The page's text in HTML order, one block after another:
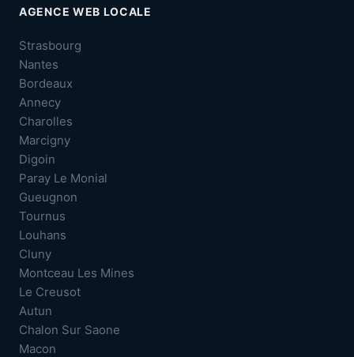
AGENCE WEB LOCALE
Strasbourg
Nantes
Bordeaux
Annecy
Charolles
Marcigny
Digoin
Paray Le Monial
Gueugnon
Tournus
Louhans
Cluny
Montceau Les Mines
Le Creusot
Autun
Chalon Sur Saone
Macon